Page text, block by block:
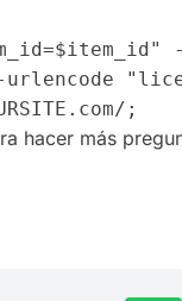
urlencode
;
hacer más